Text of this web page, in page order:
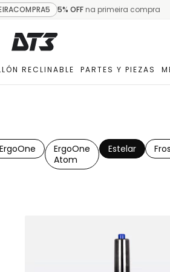
5% OFF na primeira compra
RECLINABLE PARTES Y PIEZAS
ErgoOne
ErgoOne
Atom
Estelar